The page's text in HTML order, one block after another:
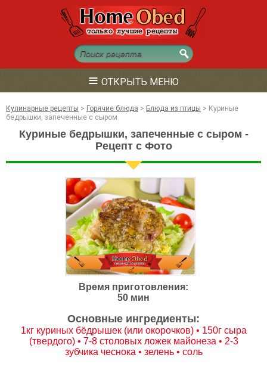
≡ ОТКРЫТЬ МЕНЮ
Кулинарные рецепты > Горячие блюда > Блюда из птицы > Куриные
бедрышки, запеченные с сыром
Куриные бедрышки, запеченные с сыром -
Рецепт с Фото
Время приготовления:
50 мин
Основные ингредиенты:
1кг куриных бёдрышек (или окорочков) • 150г сыра
(твердого) • 7-8 столовых ложек майонеза • 2-3
зубчика чеснока • зелень • соль